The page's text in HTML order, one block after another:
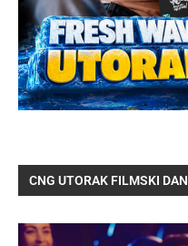
CNG UTORAK FILMSKI DAN